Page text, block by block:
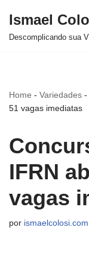
Avançar
Ismael
Descomplicando sua
Home - Variedades -
51 vagas imediatas
IFRN
vagas
por